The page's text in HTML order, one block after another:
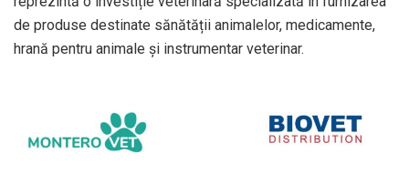
de produse destinate sănătății animalelor, medicamente,
hrană pentru animale și instrumentar veterinar.